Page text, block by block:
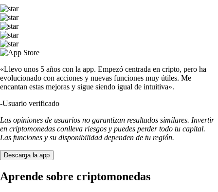
«Llevo unos 5 años con la app. Empezó centrada en cripto, pero ha
evolucionado con acciones y nuevas funciones muy útiles. Me
encantan estas mejoras y sigue siendo igual de intuitiva».
-Usuario verificado
Las opiniones de usuarios no garantizan resultados similares. Invertir
en criptomonedas conlleva riesgos y puedes perder todo tu capital.
Las funciones y su disponibilidad dependen de tu región.
Descarga la app
Aprende sobre criptomonedas